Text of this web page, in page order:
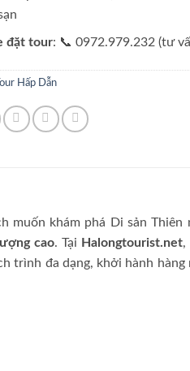
đặt tour: 📞 0972.979.232 (tư
Hấp Dẫn
muốn khám phá Di sản Thiên
cao. Tại Halongtourist.net,
trình đa dạng, khởi hành hàng